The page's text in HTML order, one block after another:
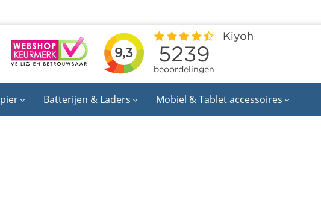
Batterijen & Laders Mobiel & Tablet accessoires